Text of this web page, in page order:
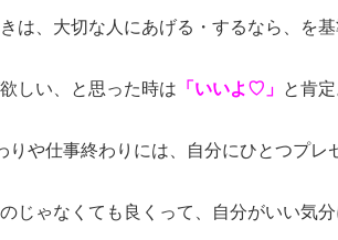
は、大切な人にあげる・するなら、を基
しい、と思った時は 「いいよ♡」 と肯定
りや仕事終わりには、自分にひとつプレ
じゃなくても良くって、自分がいい気分